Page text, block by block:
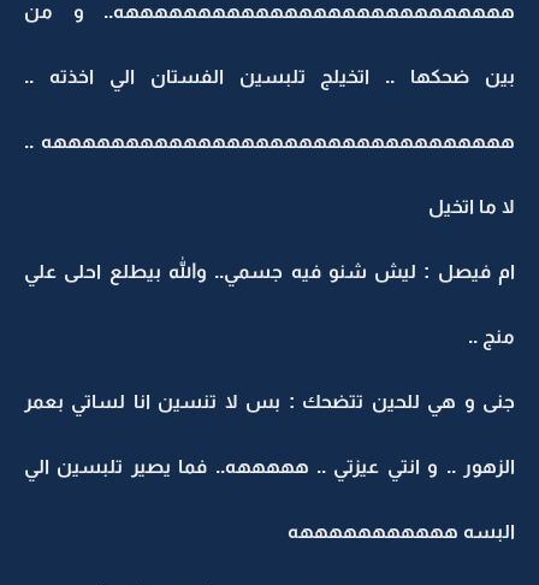
هههههههههههههههههههههههههههه.. و من
بين ضحكها .. اتخيلج تلبسين الفستان الي اخذته ..
ههههههههههههههههههههههههههههههههه ..
لا ما اتخيل
ام فيصل : ليش شنو فيه جسمي.. والله بيطلع احلى علي
منج ..
جنى و هي للحين تتضحك : بس لا تنسين انا لساتي بعمر
الزهور .. و انتي عيزتي .. هههههه.. فما يصير تلبسين الي
البسه هههههههههههه